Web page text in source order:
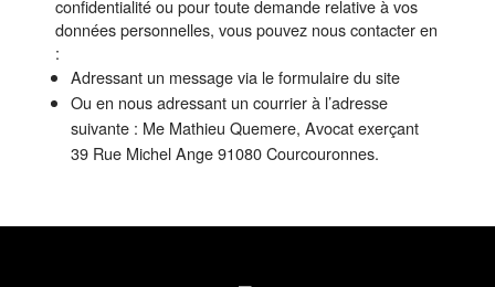
confidentialité ou pour toute demande relative à vos
données personnelles, vous pouvez nous contacter en
:
Adressant un message via le formulaire du site
Ou en nous adressant un courrier à l’adresse
suivante : Me Mathieu Quemere, Avocat exerçant
39 Rue Michel Ange 91080 Courcouronnes.